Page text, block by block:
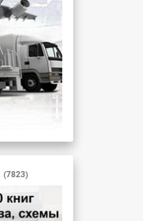
(7823)